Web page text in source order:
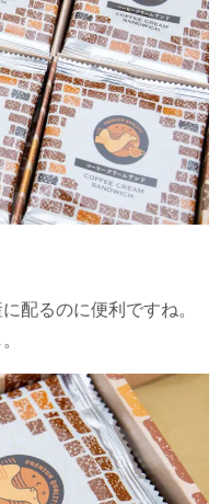
配るのに便利ですね。